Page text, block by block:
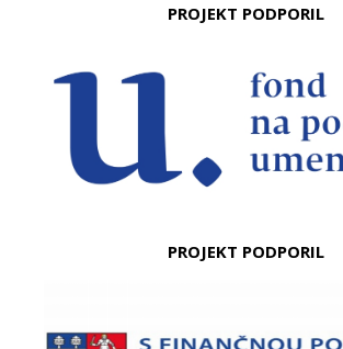
PROJEKT PODPORIL
PROJEKT PODPORIL